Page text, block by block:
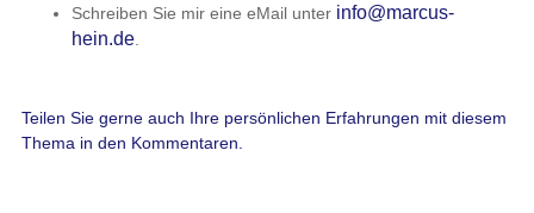
Schreiben Sie mir eine eMail unter info@marcus-
hein.de.
Teilen Sie gerne auch Ihre persönlichen Erfahrungen mit diesem
Thema in den Kommentaren.